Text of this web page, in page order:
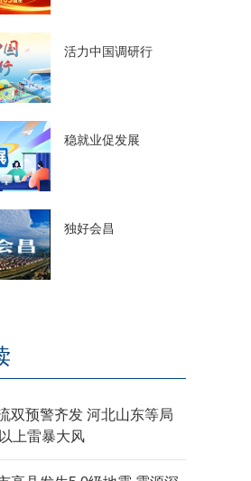
活力中国调研行
稳就业促发展
独好会昌
双预警齐发 河北山东等局
上雷暴大风